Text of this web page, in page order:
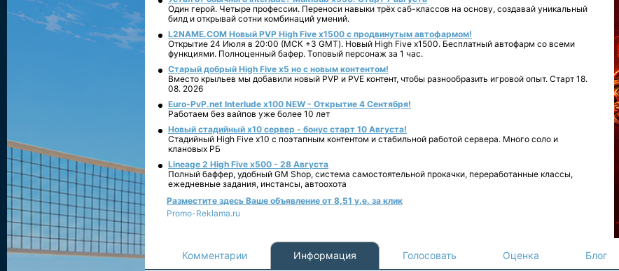
Один герой. Четыре профессии. Переноси навыки трёх саб-классов на основу, создавай уникальный
билд и открывай сотни комбинаций умений.
L2NAME.COM Новый PVP High Five x1500 с продвинутым автофармом!
Открытие 24 Июля в 20:00 (МСК +3 GMT). Новый High Five x1500. Бесплатный автофарм со всеми
функциями. Полноценный бафер. Топовый персонаж за 1 час.
Старый добрый High Five x5 но с новым контентом!
Вместо крыльев мы добавили новый PVP и PVE контент, чтобы разнообразить игровой опыт. Старт 18.
08. 2026
Euro-PvP.net Interlude х100 NEW - Открытие 4 Сентября!
Работаем без вайпов уже более 10 лет
Новый стадийный х10 сервер - бонус старт 10 Августа!
Стадийный High Five x10 с поэтапным контентом и стабильной работой сервера. Много соло и
клановых РБ
Lineage 2 High Five x500 - 28 Августа
Полный баффер, удобный GM Shop, система самостоятельной прокачки, переработанные классы,
ежедневные задания, инстансы, автоохота
Разместите здесь Ваше объявление от 8,51 у.е. за клик
Promo-Reklama.ru
Комментарии Информация Голосовать Оценка Блог